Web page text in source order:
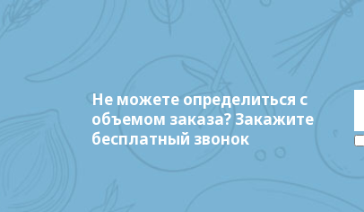
Не можете определиться с
объемом заказа? Закажите
бесплатный звонок